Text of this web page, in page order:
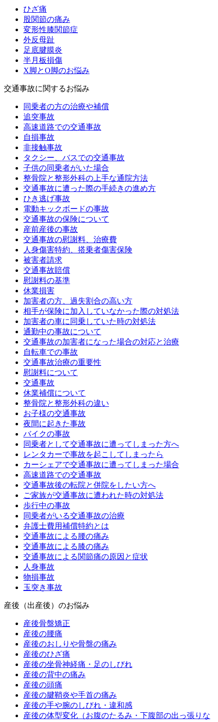
ひざ痛
股関節の痛み
変形性膝関節症
外反母趾
足底腱膜炎
半月板損傷
X脚とO脚のお悩み
交通事故に関するお悩み
同乗者の方の治療や補償
追突事故
高速道路での交通事故
自損事故
非接触事故
タクシー、バスでの交通事故
子供の同乗者がいた場合
整骨院と整形外科の上手な通院方法
交通事故に遭った際の手続きの進め方
ひき逃げ事故
電動キックボードの事故
交通事故の保険について
産前産後の事故
交通事故の慰謝料、治療費
人身傷害特約、搭乗者傷害保険
被害者請求
交通事故賠償
慰謝料の基準
休業損害
加害者の方、過失割合の高い方
相手が保険に加入していなかった際の対処法
加害者の車に同乗していた時の対処法
通勤中の事故について
交通事故の加害者になった場合の対応と治療
自転車での事故
交通事故治療の重要性
慰謝料について
交通事故
休業補償について
整骨院と整形外科の違い
お子様の交通事故
夜間に起きた事故
バイクの事故
同乗者として交通事故に遭ってしまった方へ
レンタカーで事故を起こしてしまったら
カーシェアで交通事故に遭ってしまった場合
高速道路での交通事故
交通事故後の転院と併院をしたい方へ
ご家族が交通事故に遭われた時の対処法
歩行中の事故
同乗者がいる交通事故の治療
弁護士費用補償特約とは
交通事故による腰の痛み
交通事故による膝の痛み
交通事故による関節痛の原因と症状
人身事故
物損事故
玉突き事故
産後（出産後）のお悩み
産後骨盤矯正
産後の腰痛
産後のおしりや骨盤の痛み
産後のひざ痛
産後の坐骨神経痛・足のしびれ
産後の背中の痛み
産後の頭痛
産後の腱鞘炎や手首の痛み
産後の手や腕のしびれ・違和感
産後の体型変化（お腹のたるみ・下腹部の出っ張りな